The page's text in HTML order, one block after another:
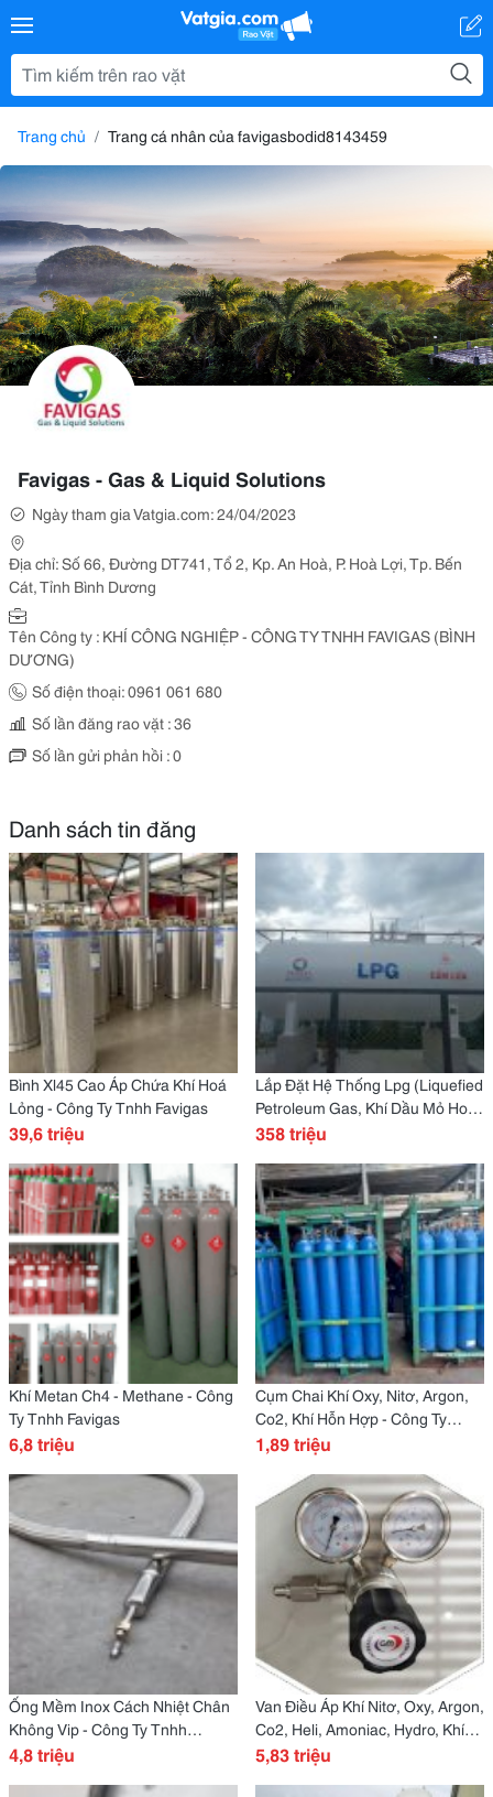
Trang chủ Trang cá nhân của favigasbodid8143459
Favigas - Gas & Liquid Solutions
Ngày tham gia Vatgia.com: 24/04/2023
Địa chỉ: Số 66, Đường DT741, Tổ 2, Kp. An Hoà, P. Hoà Lợi, Tp. Bến
Cát, Tỉnh Bình Dương
Tên Công ty : KHÍ CÔNG NGHIỆP - CÔNG TY TNHH FAVIGAS (BÌNH
DƯƠNG)
Số điện thoại: 0961 061 680
Số lần đăng rao vặt : 36
Số lần gửi phản hồi : 0
Danh sách tin đăng
Bình Xl45 Cao Áp Chứa Khí Hoá
Lỏng - Công Ty Tnhh Favigas
39,6 triệu
Lắp Đặt Hệ Thống Lpg (Liquefied
Petroleum Gas, Khí Dầu Mỏ Hoá
Lỏng) - Công Ty Tnhh Favigas
358 triệu
Khí Metan Ch4 - Methane - Công
Ty Tnhh Favigas
6,8 triệu
Cụm Chai Khí Oxy, Nitơ, Argon,
Co2, Khí Hỗn Hợp - Công Ty
Tnhh Favigas
1,89 triệu
Ống Mềm Inox Cách Nhiệt Chân
Không Vip - Công Ty Tnhh
Favigas
4,8 triệu
Van Điều Áp Khí Nitơ, Oxy, Argon,
Co2, Heli, Amoniac, Hydro, Khí
Hỗn Hợp Cao Áp Gm1200Hp -
5,83 triệu